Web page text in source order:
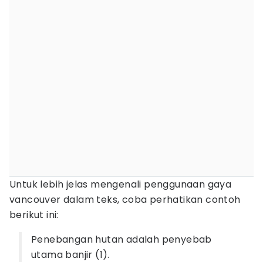
Untuk lebih jelas mengenali penggunaan gaya
vancouver dalam teks, coba perhatikan contoh
berikut ini:
Penebangan hutan adalah penyebab
utama banjir (1).